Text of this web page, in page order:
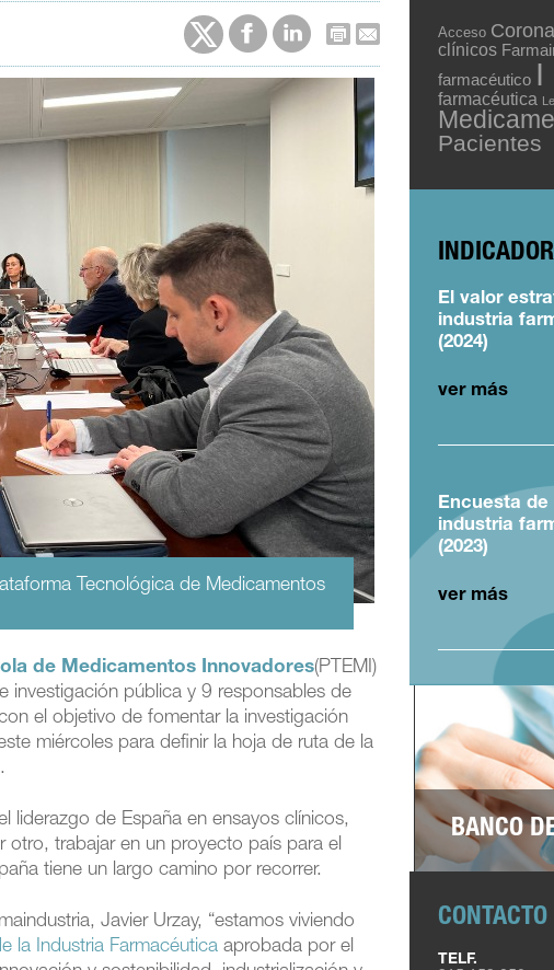
Tecnológica de Medicamentos
de Medicamentos Innovadores(PTEMI)
pública y 9 responsables de
el objetivo de fomentar la investigación
miércoles para definir la hoja de ruta de la
.
liderazgo de España en ensayos clínicos,
trabajar en un proyecto país para el
tiene un largo camino por recorrer.
Javier Urzay, “estamos viviendo
la Industria Farmacéutica aprobada por el
Acceso
clínicos
farmacéutico I
farmacéutica
Pacientes
El valor
industria
(2024)
ver más
Encuesta de
industria
(2023)
ver más
BANCO
TELF.